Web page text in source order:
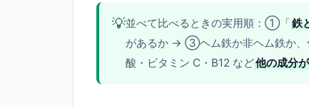
💡並べて比べるときの実用順：①「鉄
があるか → ③ヘム鉄か非ヘム鉄か
酸・ビタミン C・B12 など他の成分